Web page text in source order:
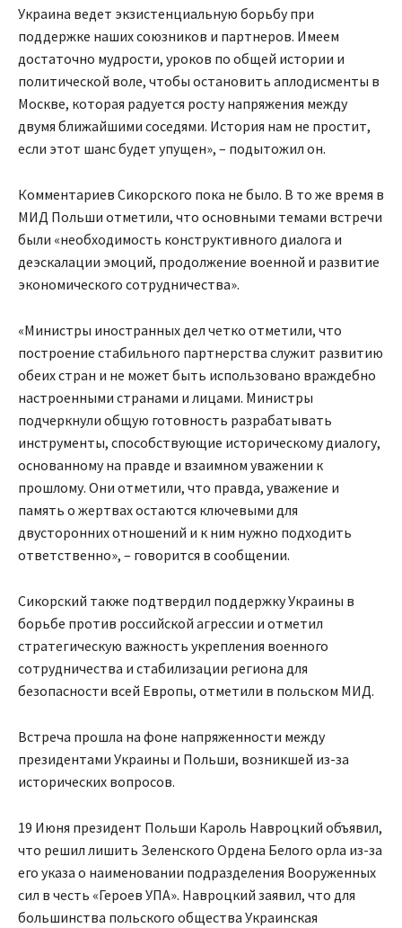
Украина ведет экзистенциальную борьбу при
поддержке наших союзников и партнеров. Имеем
достаточно мудрости, уроков по общей истории и
политической воле, чтобы остановить аплодисменты в
Москве, которая радуется росту напряжения между
двумя ближайшими соседями. История нам не простит,
если этот шанс будет упущен», – подытожил он.
Комментариев Сикорского пока не было. В то же время в
МИД Польши отметили, что основными темами встречи
были «необходимость конструктивного диалога и
деэскалации эмоций, продолжение военной и развитие
экономического сотрудничества».
«Министры иностранных дел четко отметили, что
построение стабильного партнерства служит развитию
обеих стран и не может быть использовано враждебно
настроенными странами и лицами. Министры
подчеркнули общую готовность разрабатывать
инструменты, способствующие историческому диалогу,
основанному на правде и взаимном уважении к
прошлому. Они отметили, что правда, уважение и
память о жертвах остаются ключевыми для
двусторонних отношений и к ним нужно подходить
ответственно», – говорится в сообщении.
Сикорский также подтвердил поддержку Украины в
борьбе против российской агрессии и отметил
стратегическую важность укрепления военного
сотрудничества и стабилизации региона для
безопасности всей Европы, отметили в польском МИД.
Встреча прошла на фоне напряженности между
президентами Украины и Польши, возникшей из-за
исторических вопросов.
19 Июня президент Польши Кароль Навроцкий объявил,
что решил лишить Зеленского Ордена Белого орла из-за
его указа о наименовании подразделения Вооруженных
сил в честь «Героев УПА». Навроцкий заявил, что для
большинства польского общества Украинская